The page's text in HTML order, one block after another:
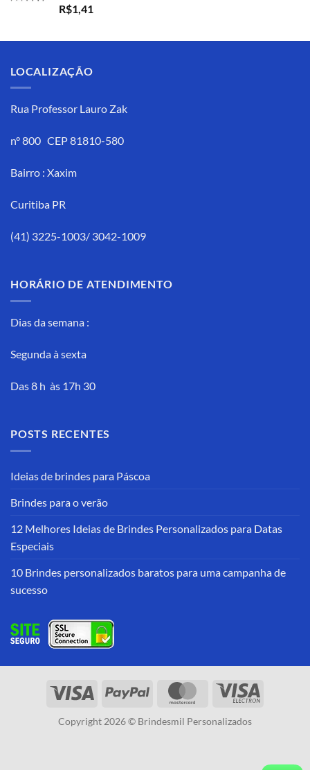
Avaliação
5.00 de 5
R$1,41
LOCALIZAÇÃO
Rua Professor Lauro Zak
n° 800 CEP 81810-580
Bairro : Xaxim
Curitiba PR
(41) 3225-1003/ 3042-1009
HORÁRIO DE ATENDIMENTO
Dias da semana :
Segunda à sexta
Das 8 h às 17h 30
POSTS RECENTES
Ideias de brindes para Páscoa
Brindes para o verão
12 Melhores Ideias de Brindes Personalizados para Datas
Especiais
10 Brindes personalizados baratos para uma campanha de
sucesso
Copyright 2026 © Brindesmil Personalizados